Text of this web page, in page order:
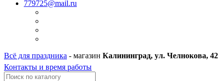
779725@mail.ru
Всё для праздника - магазин Калининград, ул. Челнокова, 42
Контакты и время работы